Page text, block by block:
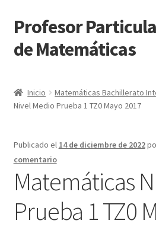
Ir
a
la
Ir
al
contenido
Profesor
de Matemáticas
Tienda de Matemáticas 100%
Inicio Matemáticas Bachillerato
Nivel Medio Prueba 1 TZ0 Mayo 2017
Publicado el 14 de diciembre de 2022
comentario
Matemáticas
Prueba 1 TZ0